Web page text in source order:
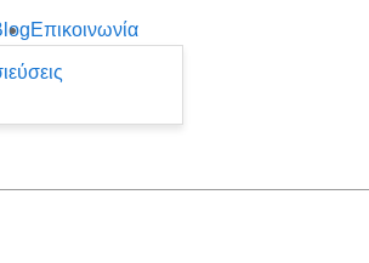
Επικοινωνία